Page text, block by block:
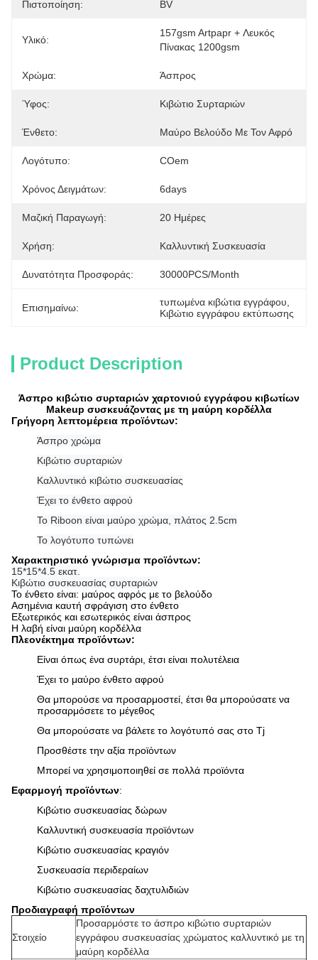
Πιστοποίηση: BV
Υλικό:
157gsm Artpapr + Λευκός
Πίνακας 1200gsm
Χρώμα: Άσπρος
Ύφος: Κιβώτιο Συρταριών
Ένθετο: Μαύρο Βελούδο Με Τον Αφρό
Λογότυπο: COem
Χρόνος Δειγμάτων: 6days
Μαζική Παραγωγή: 20 Ημέρες
Χρήση: Καλλυντική Συσκευασία
Δυνατότητα Προσφοράς: 30000PCS/Month
Επισημαίνω: τυπωμένα κιβώτια εγγράφου
Κιβώτιο εγγράφου εκτύπωσης
Product Description
Άσπρο κιβώτιο συρταριών χαρτονιού εγγράφου κιβωτίων
Makeup συσκευάζοντας με τη μαύρη κορδέλλα
Γρήγορη λεπτομέρεια προϊόντων:
Άσπρο χρώμα
Κιβώτιο συρταριών
Καλλυντικό κιβώτιο συσκευασίας
Έχει το ένθετο αφρού
Το Riboon είναι μαύρο χρώμα, πλάτος 2.5cm
Το λογότυπο τυπώνει
Χαρακτηριστικό γνώρισμα προϊόντων:
15*15*4.5 εκατ.
Κιβώτιο συσκευασίας συρταριών
Το ένθετο είναι: μαύρος αφρός με το βελούδο
Ασημένια καυτή σφράγιση στο ένθετο
Εξωτερικός και εσωτερικός είναι άσπρος
Η λαβή είναι μαύρη κορδέλλα
Πλεονέκτημα προϊόντων:
Είναι όπως ένα συρτάρι, έτσι είναι πολυτέλεια
Έχει το μαύρο ένθετο αφρού
Θα μπορούσε να προσαρμοστεί, έτσι θα μπορούσατε να
προσαρμόσετε το μέγεθος
Θα μπορούσατε να βάλετε το λογότυπό σας στο Tj
Προσθέστε την αξία προϊόντων
Μπορεί να χρησιμοποιηθεί σε πολλά προϊόντα
Εφαρμογή προϊόντων:
Κιβώτιο συσκευασίας δώρων
Καλλυντική συσκευασία προϊόντων
Κιβώτιο συσκευασίας κραγιόν
Συσκευασία περιδεραίων
Κιβώτιο συσκευασίας δαχτυλιδιών
Προδιαγραφή προϊόντων
Στοιχείο
Προσαρμόστε το άσπρο κιβώτιο συρταριών
εγγράφου συσκευασίας χρώματος καλλυντικό με τη
μαύρη κορδέλλα